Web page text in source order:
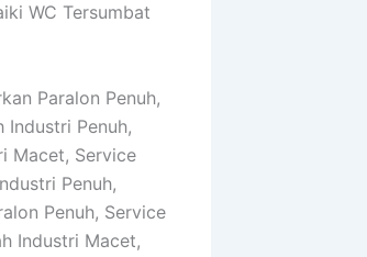
WC Tersumbat
Paralon Penuh,
Industri Penuh,
Macet, Service
Penuh,
Penuh, Service
Industri Macet,